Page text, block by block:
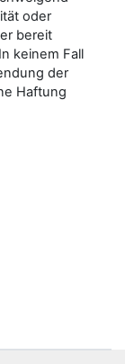
oder
bereit
keinem Fall
der
Haftung